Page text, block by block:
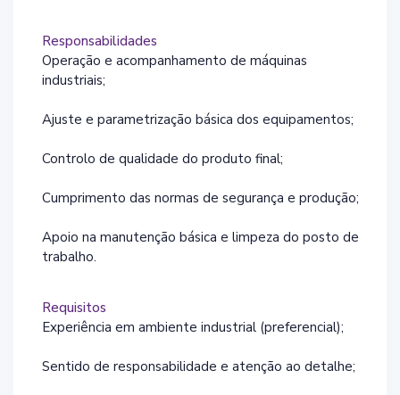
Responsabilidades
Operação e acompanhamento de máquinas
industriais;
Ajuste e parametrização básica dos equipamentos;
Controlo de qualidade do produto final;
Cumprimento das normas de segurança e produção;
Apoio na manutenção básica e limpeza do posto de
trabalho.
Requisitos
Experiência em ambiente industrial (preferencial);
Sentido de responsabilidade e atenção ao detalhe;